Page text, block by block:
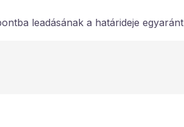
leadásának a határideje egyaránt